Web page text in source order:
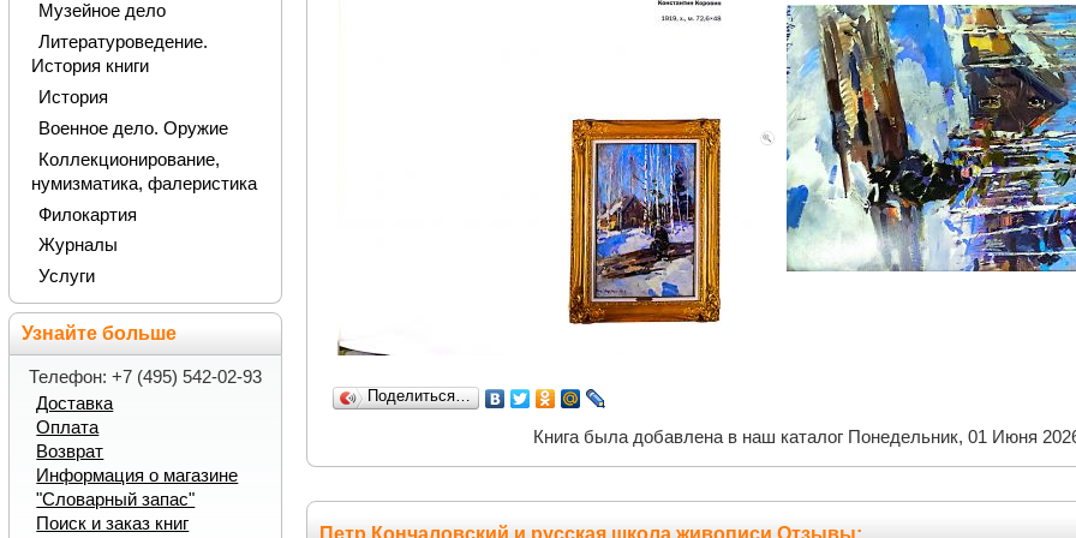
Поделиться…
Книга была добавлена в наш каталог Понедельник, 01 Июня
Петр Кончаловский и русская школа живописи Отзывы:
Музейное дело
Литературоведение.
История книги
История
Военное дело. Оружие
Коллекционирование,
нумизматика, фалеристика
Филокартия
Журналы
Услуги
Узнайте больше
Телефон: +7 (495) 542-02-93
Доставка
Оплата
Возврат
Информация о магазине
"Словарный запас"
Поиск и заказ книг